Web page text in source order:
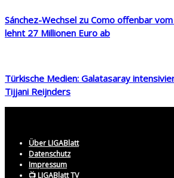
Sánchez-Wechsel zu Como offenbar
lehnt 27 Millionen Euro ab
Türkische Medien: Galatasaray
Tijjani Reijnders
Über LIGABlatt
Datenschutz
Impressum
📺 LIGABlatt TV